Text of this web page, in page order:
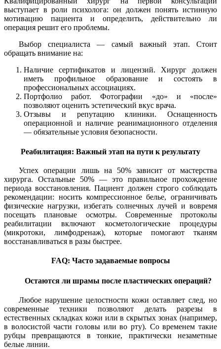
выступает в роли психолога: он должен понять истинную
мотивацию пациента и определить, действительно ли
операция решит его проблемы.
Выбор специалиста — самый важный этап. Стоит
обращать внимание на:
Наличие сертификатов и лицензий. Хирург должен
иметь профильное образование и состоять в
профессиональных ассоциациях.
Портфолио работ. Фотографии «до» и «после»
позволяют оценить эстетический вкус врача.
Отзывы и репутацию клиники. Оснащенность
операционной и наличие реанимационного отделения
— обязательные условия безопасности.
Реабилитация: Важный этап на пути к результату
Успех операции лишь на 50% зависит от мастерства
хирурга. Остальные 50% — это правильное прохождение
периода восстановления. Пациент должен строго соблюдать
рекомендации: носить компрессионное белье, ограничивать
физические нагрузки, избегать солнечных лучей и вовремя
посещать плановые осмотры. Современные протоколы
реабилитации включают косметологические процедуры
(микротоки, лимфодренаж), которые помогают тканям
восстанавливаться в разы быстрее.
FAQ: Часто задаваемые вопросы
Остаются ли шрамы после пластических операций?
Любое нарушение целостности кожи оставляет след, но
современные техники позволяют делать разрезы в
естественных складках кожи или в скрытых зонах (например,
в волосистой части головы или во рту). Со временем такие
рубцы превращаются в тонкие, практически незаметные
белые линии.